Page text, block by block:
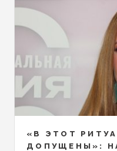
«В ЭТОТ
ДОПУЩЕНЫ»: